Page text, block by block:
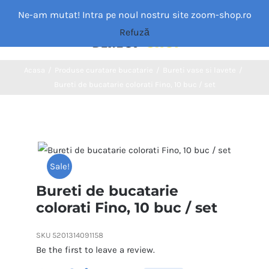
MAGAZIN
Sale!
Bureti de bucatarie
colorati Fino, 10 buc / set
SKU 5201314091158
Be the first to leave a review.
Ne-am mutat! Intra pe noul nostru site zoom-shop.ro
Refuză